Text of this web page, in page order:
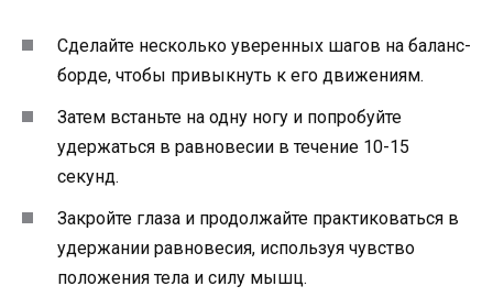
Сделайте несколько уверенных шагов на баланс-
борде, чтобы привыкнуть к его движениям.
Затем встаньте на одну ногу и попробуйте
удержаться в равновесии в течение 10-15
секунд.
Закройте глаза и продолжайте практиковаться в
удержании равновесия, используя чувство
положения тела и силу мышц.